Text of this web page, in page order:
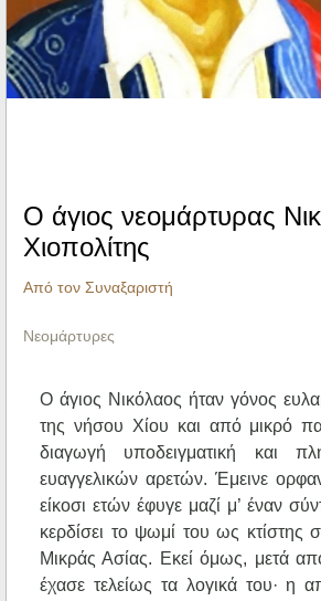
Ηχητικά
Ο άγιος νεομάρτυρας
Χιοπολίτης
Από τον Συναξαριστή
Νεομάρτυρες
Ο άγιος Νικόλαος ήταν γόνος
της νήσου Χίου και από μικρό
διαγωγή υποδειγματική και
ευαγγελικών αρετών. Έμεινε
είκοσι ετών έφυγε μαζί μ’ έναν
κερδίσει το ψωμί του ως κτίστης
Μικράς Ασίας. Εκεί όμως, μετά
έχασε τελείως τα λογικά του· η